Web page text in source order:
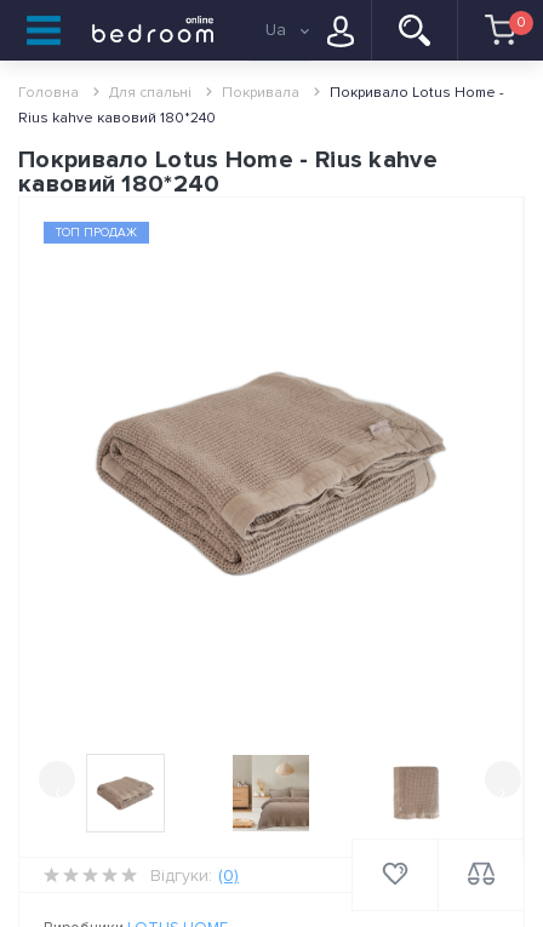
Ua 0
Головна Для спальні Покривала
Покривало Lotus Home -
Rius kahve кавовий 180*240
Покривало Lotus Home - Rius kahve
кавовий 180*240
ТОП ПРОДАЖ
Відгуки: (0)